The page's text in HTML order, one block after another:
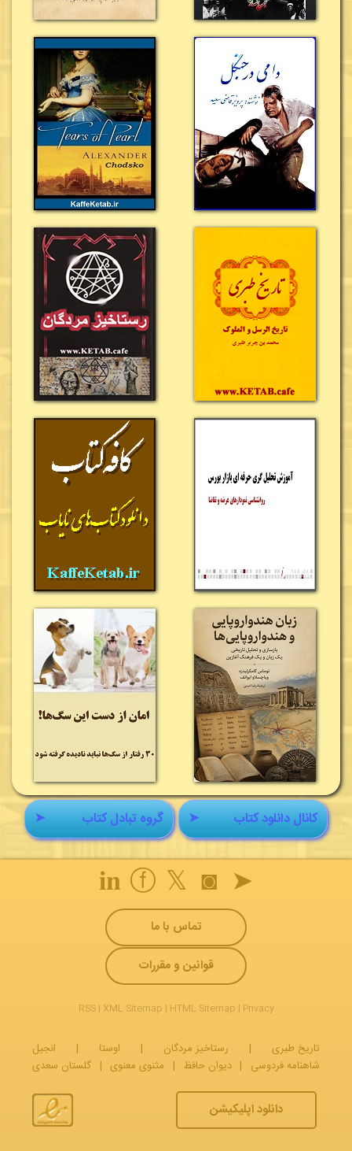
➤ گروه تبادل کتاب ➤ کانال دانلود کتاب
➤
◙
𝕏
ⓕ
𝐢𝐧
تماس با ما
قوانین و مقررات
RSS| XML Sitemap | HTML Sitemap | Privacy
تاریخ طبری | رستاخیز مردگان | اوستا |
انجیل
شاهنامه فردوسی | دیوان حافظ | مثنوی معنوی | گلستان سعدی
دانلود اپلیکیشن